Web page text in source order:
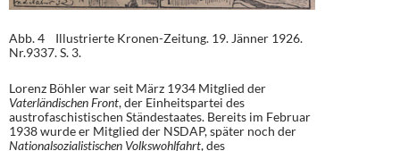
Abb. 4 Illustrierte Kronen-Zeitung. 19. Jänner 1926.
Nr.9337. S. 3.
Lorenz Böhler war seit März 1934 Mitglied der
Vaterländischen Front, der Einheitspartei des
austrofaschistischen Ständestaates. Bereits im Februar
1938 wurde er Mitglied der NSDAP, später noch der
Nationalsozialistischen Volkswohlfahrt, des